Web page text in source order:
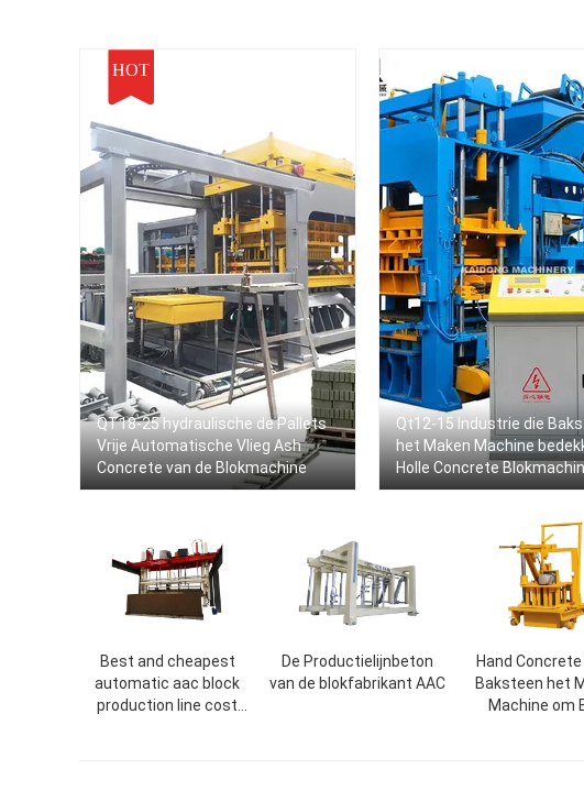
HOT
QT18-25 hydraulische de Pallets
Vrije Automatische Vlieg Ash
Concrete van de Blokmachine
Qt12-15 Industrie die
het Maken Machine
Holle Concrete
Best and cheapest
automatic aac block
production line cost
De Productielijnbeton
van de blokfabrikant AAC
Hand Concrete
Baksteen het
Machine om